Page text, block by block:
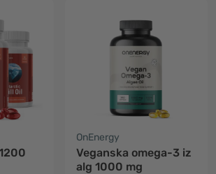
OnEnergy
Veganska omega-3 iz
alg 1000 mg